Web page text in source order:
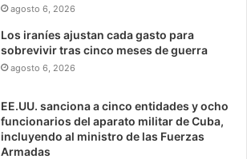
agosto 6, 2026
Los iraníes ajustan cada gasto para
sobrevivir tras cinco meses de guerra
agosto 6, 2026
EE.UU. sanciona a cinco entidades y ocho
funcionarios del aparato militar de Cuba,
incluyendo al ministro de las Fuerzas
Armadas